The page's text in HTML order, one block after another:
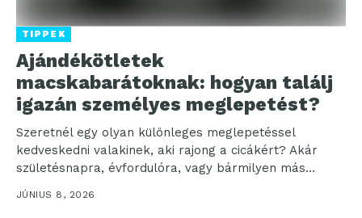
TIPPEK
Ajándékötletek
macskabarátoknak: hogyan találj
igazán személyes meglepetést?
Szeretnél egy olyan különleges meglepetéssel
kedveskedni valakinek, aki rajong a cicákért? Akár
születésnapra, évfordulóra, vagy bármilyen más
JÚNIUS 8, 2026